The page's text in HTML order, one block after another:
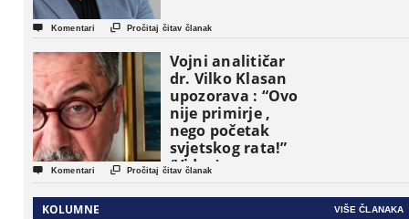
 Komentari  Pročitaj čitav članak
Vojni analitičar
dr. Vilko Klasan
upozorava : “Ovo
nije primirje ,
nego početak
svjetskog rata!”
(Video)
 Komentari  Pročitaj čitav članak
KOLUMNE VIŠE ČLANAKA